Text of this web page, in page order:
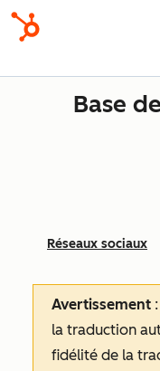
Base
Réseaux sociaux
Avertissement
la traduction
fidélité de la